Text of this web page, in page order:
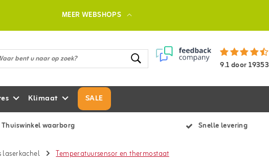
MEER WEBSHOPS
9.1door19353
Klimaat SALE
Thuiswinkel waarborg Snelle levering
laserkachel Temperatuursensor en thermostaat